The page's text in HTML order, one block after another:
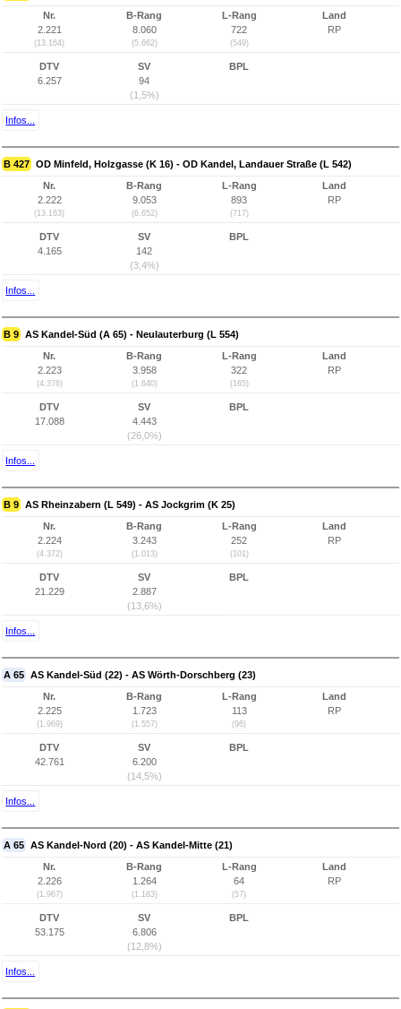
Nr.
2.221
(13.164)
B-Rang
8.060
(5.662)
L-Rang
722
(549)
Land
RP
DTV
6.257
SV
94
(1,5%)
BPL
Infos...
B 427 OD Minfeld, Holzgasse (K 16) - OD Kandel, Landauer Straße (L 542)
Nr.
2.222
(13.163)
B-Rang
9.053
(6.652)
L-Rang
893
(717)
Land
RP
DTV
4.165
SV
142
(3,4%)
BPL
Infos...
B 9 AS Kandel-Süd (A 65) - Neulauterburg (L 554)
Nr.
2.223
(4.376)
B-Rang
3.958
(1.640)
L-Rang
322
(165)
Land
RP
DTV
17.088
SV
4.443
(26,0%)
BPL
Infos...
B 9 AS Rheinzabern (L 549) - AS Jockgrim (K 25)
Nr.
2.224
(4.372)
B-Rang
3.243
(1.013)
L-Rang
252
(101)
Land
RP
DTV
21.229
SV
2.887
(13,6%)
BPL
Infos...
A 65 AS Kandel-Süd (22) - AS Wörth-Dorschberg (23)
Nr.
2.225
(1.969)
B-Rang
1.723
(1.557)
L-Rang
113
(96)
Land
RP
DTV
42.761
SV
6.200
(14,5%)
BPL
Infos...
A 65 AS Kandel-Nord (20) - AS Kandel-Mitte (21)
Nr.
2.226
(1.967)
B-Rang
1.264
(1.183)
L-Rang
64
(57)
Land
RP
DTV
53.175
SV
6.806
(12,8%)
BPL
Infos...